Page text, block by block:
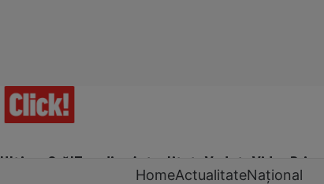
Ultima Oră!Trending Actualitate Vedete Video
HomeActualitateNațional